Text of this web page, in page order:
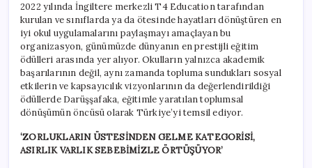
2022 yılında İngiltere merkezli T4 Education tarafından
kurulan ve sınıflarda ya da ötesinde hayatları dönüştüren en
iyi okul uygulamalarını paylaşmayı amaçlayan bu
organizasyon, günümüzde dünyanın en prestijli eğitim
ödülleri arasında yer alıyor. Okulların yalnızca akademik
başarılarının değil, aynı zamanda topluma sundukları sosyal
etkilerin ve kapsayıcılık vizyonlarının da değerlendirildiği
ödüllerde Darüşşafaka, eğitimle yaratılan toplumsal
dönüşümün öncüsü olarak Türkiye’yi temsil ediyor.
‘ZORLUKLARIN ÜSTESİNDEN GELME KATEGORİSİ,
ASIRLIK VARLIK SEBEBİMİZLE ÖRTÜŞÜYOR’